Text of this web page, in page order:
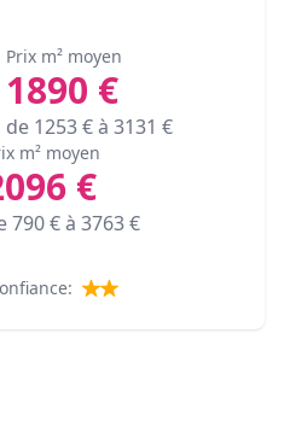
Prix m² moyen
1890 €
de 1253€ à 3131 €
m² moyen
€
790€ à 3763€